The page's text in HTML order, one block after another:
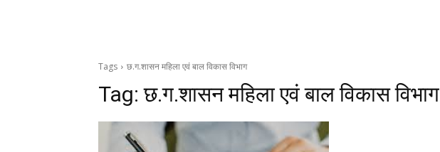
Tags छ.ग.शासन महिला एवं बाल विकास विभाग
Tag:छ.ग.शासन महिला एवं बाल विकास विभाग